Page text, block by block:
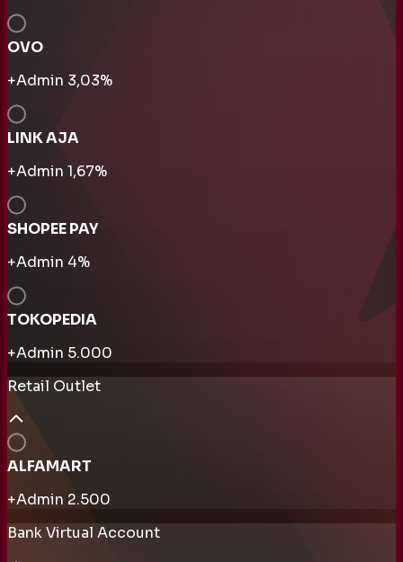
OVO
+Admin 3,03%
LINK AJA
+Admin 1,67%
SHOPEE PAY
+Admin 4%
TOKOPEDIA
+Admin 5.000
Retail Outlet
ALFAMART
+Admin 2.500
Bank Virtual Account